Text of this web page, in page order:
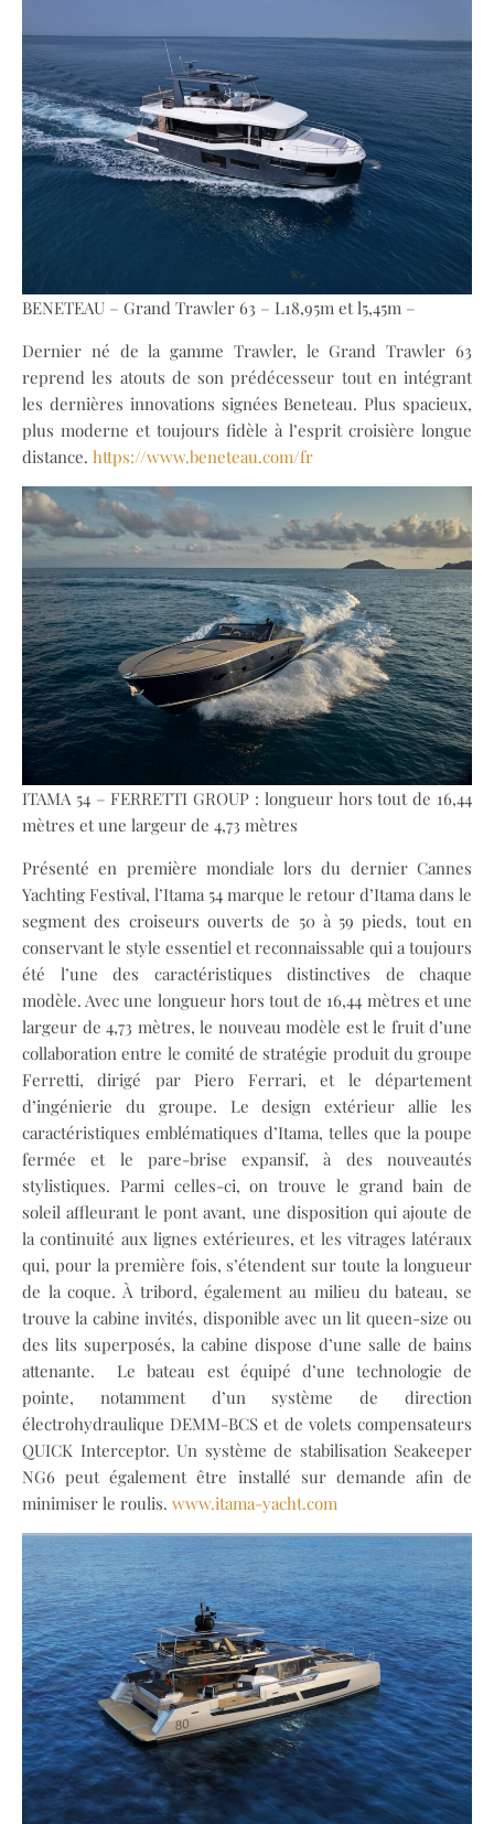
BENETEAU – Grand Trawler 63 – L18,95m et l5,45m –
Dernier né de la gamme Trawler, le Grand Trawler 63
reprend les atouts de son prédécesseur tout en intégrant
les dernières innovations signées Beneteau. Plus spacieux,
plus moderne et toujours fidèle à l’esprit croisière longue
distance. https://www.beneteau.com/fr
ITAMA 54 – FERRETTI GROUP : longueur hors tout de 16,44
mètres et une largeur de 4,73 mètres
Présenté en première mondiale lors du dernier Cannes
Yachting Festival, l’Itama 54 marque le retour d’Itama dans le
segment des croiseurs ouverts de 50 à 59 pieds, tout en
conservant le style essentiel et reconnaissable qui a toujours
été l’une des caractéristiques distinctives de chaque
modèle. Avec une longueur hors tout de 16,44 mètres et une
largeur de 4,73 mètres, le nouveau modèle est le fruit d’une
collaboration entre le comité de stratégie produit du groupe
Ferretti, dirigé par Piero Ferrari, et le département
d’ingénierie du groupe. Le design extérieur allie les
caractéristiques emblématiques d’Itama, telles que la poupe
fermée et le pare-brise expansif, à des nouveautés
stylistiques. Parmi celles-ci, on trouve le grand bain de
soleil affleurant le pont avant, une disposition qui ajoute de
la continuité aux lignes extérieures, et les vitrages latéraux
qui, pour la première fois, s’étendent sur toute la longueur
de la coque. À tribord, également au milieu du bateau, se
trouve la cabine invités, disponible avec un lit queen-size ou
des lits superposés, la cabine dispose d’une salle de bains
attenante. Le bateau est équipé d’une technologie de
pointe, notamment d’un système de direction
électrohydraulique DEMM-BCS et de volets compensateurs
QUICK Interceptor. Un système de stabilisation Seakeeper
NG6 peut également être installé sur demande afin de
minimiser le roulis. www.itama-yacht.com